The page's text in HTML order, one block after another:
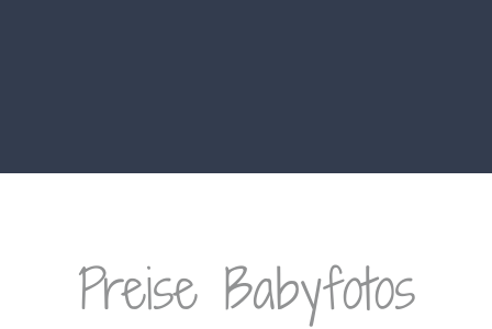
Preise Babyfotos